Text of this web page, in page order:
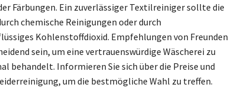
Färbungen. Ein zuverlässiger Textilreiniger sollte die
chemische Reinigungen oder durch
Kohlenstoffdioxid. Empfehlungen von Freunden
sein, um eine vertrauenswürdige Wäscherei zu
behandelt. Informieren Sie sich über die Preise und
um die bestmögliche Wahl zu treffen.